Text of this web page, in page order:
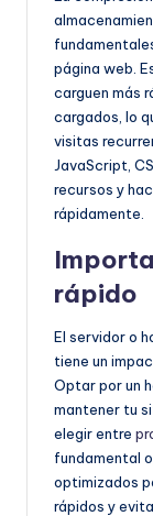
página web.
carguen más
cargados, lo
visitas
JavaScript,
recursos y
rápidamente.
rápido
El servidor o
tiene un
Optar por un
mantener tu
elegir entre
fundamental
optimizados
rápidos y